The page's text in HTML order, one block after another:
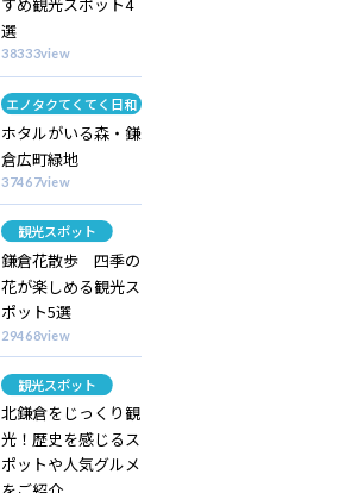
すめ観光スポット4
選
38333view
ホタルがいる森・鎌
倉広町緑地
37467view
カテゴリー
エノタクてくてく日和
鎌倉花散歩 四季の
花が楽しめる観光ス
ポット5選
29468view
カテゴリー
観光スポット
北鎌倉をじっくり観
光！歴史を感じるス
ポットや人気グルメ
カテゴリー
観光スポット